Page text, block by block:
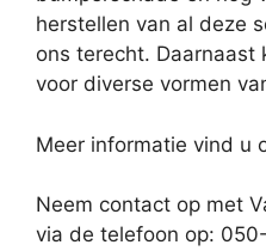
herstellen van al deze
ons terecht. Daarnaast
voor diverse vormen
Meer informatie vind u
Neem contact op met
via de telefoon op: